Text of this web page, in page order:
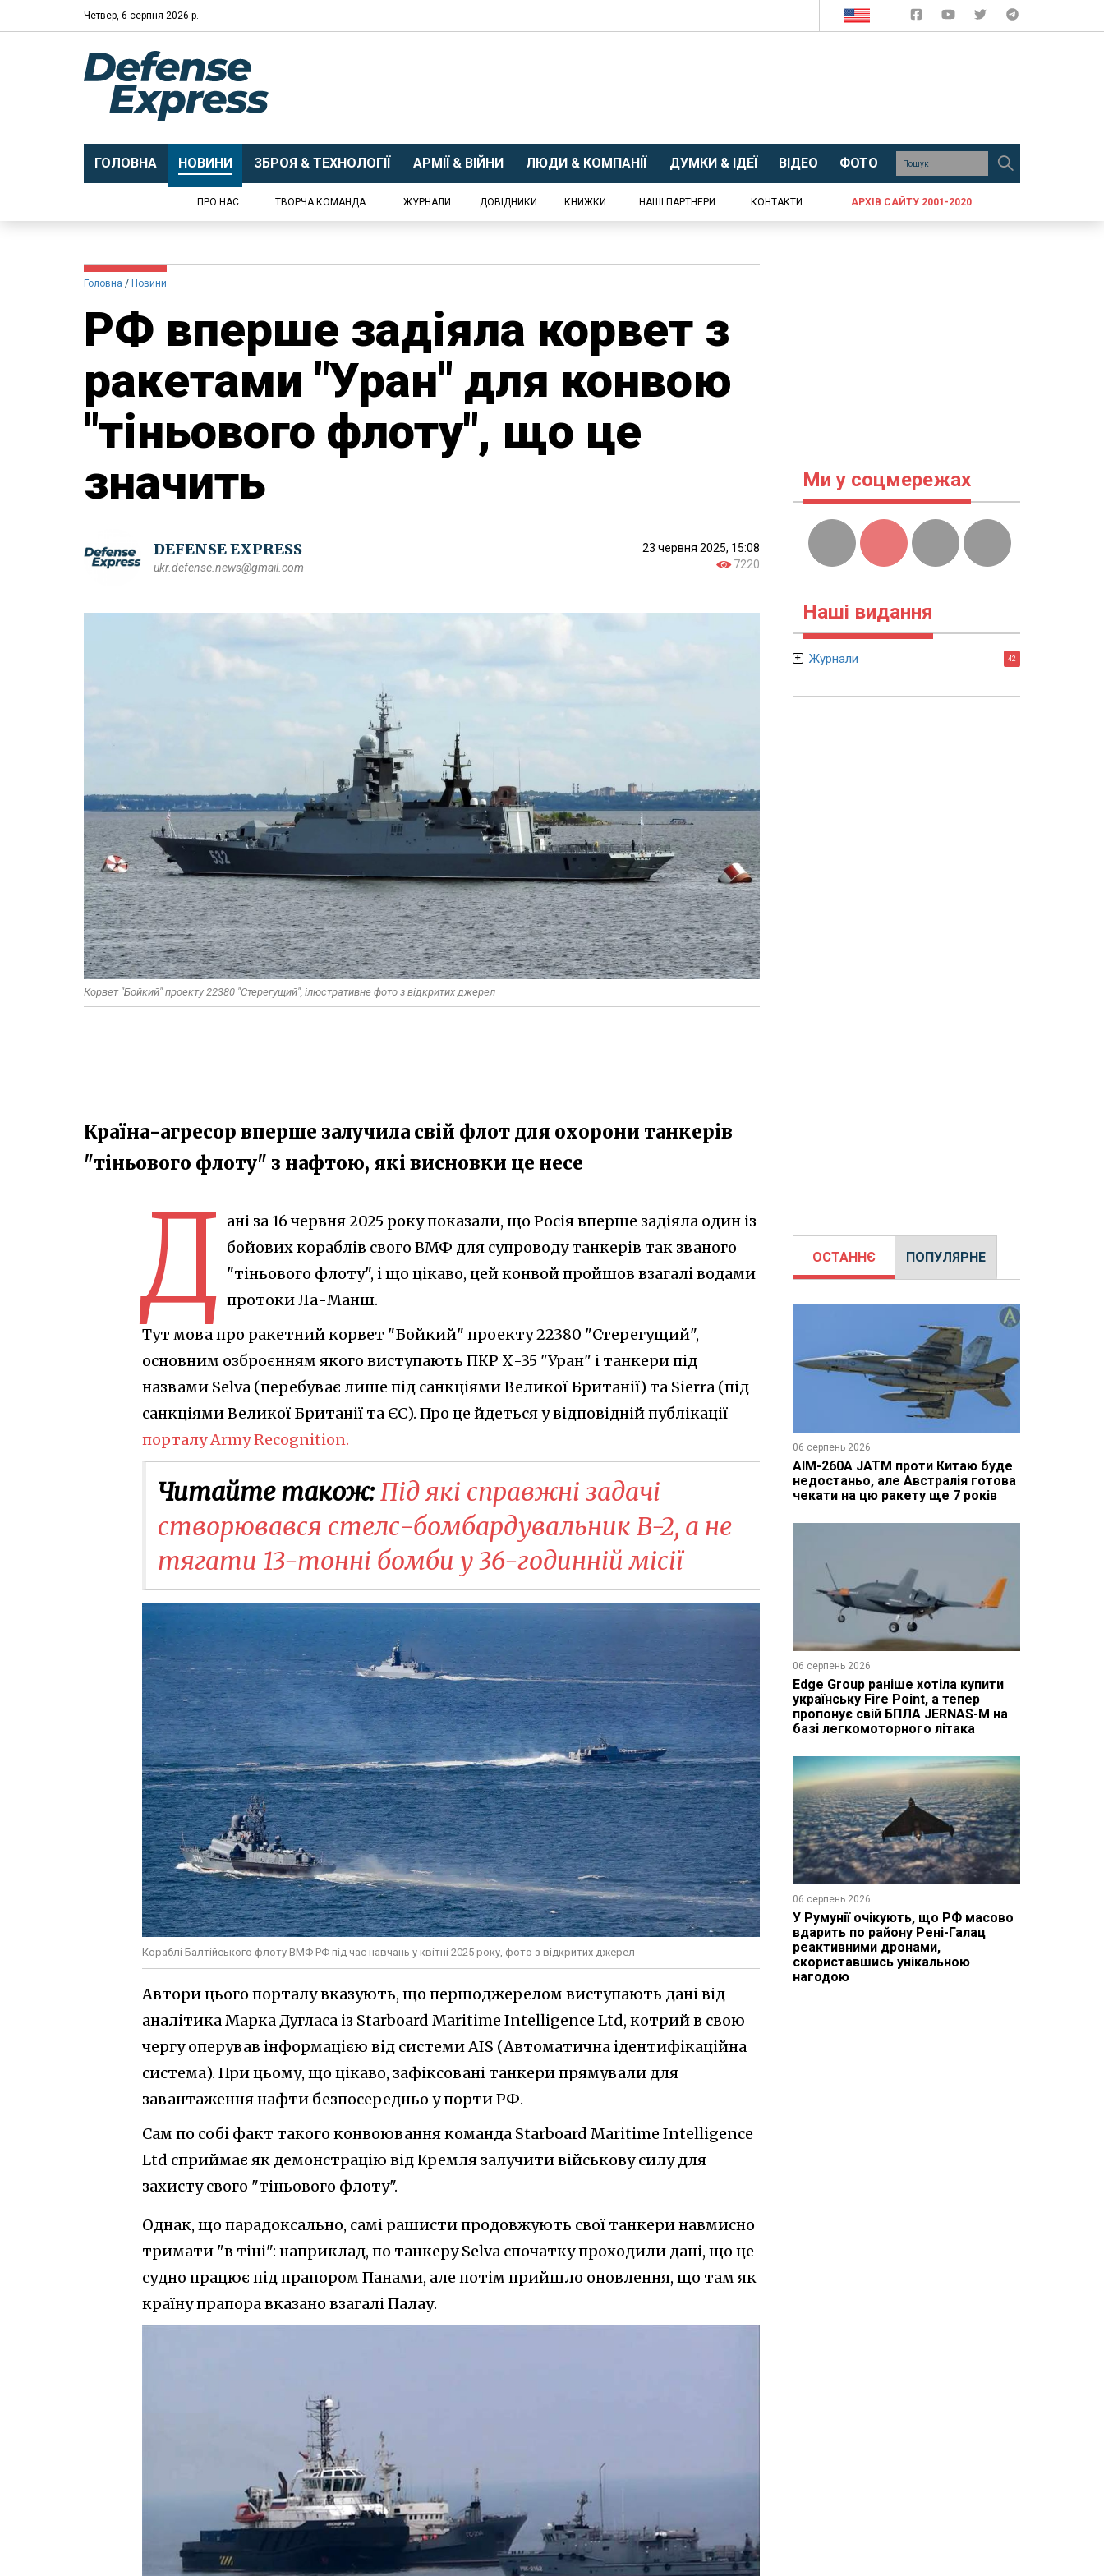
Четвер, 6 серпня 2026 р.
ГОЛОВНА НОВИНИ ЗБРОЯ & ТЕХНОЛОГІЇ АРМІЇ & ВІЙНИ ЛЮДИ & КОМПАНІЇ ДУМКИ & ІДЕЇ ВІДЕО ФОТО
ПРО НАС ТВОРЧА КОМАНДА ЖУРНАЛИ ДОВІДНИКИ КНИЖКИ НАШІ ПАРТНЕРИ КОНТАКТИ АРХІВ САЙТУ 2001-2020
Головна Новини
РФ вперше задіяла корвет з
ракетами "Уран" для конвою
"тіньового флоту", що це
значить
DEFENSE EXPRESS
ukr.defense.news@gmail.com
23 червня 2025, 15:08
7220
Корвет "Бойкий" проекту 22380 "Стерегущий", ілюстративне фото з відкритих джерел
Країна-агресор вперше залучила свій флот для охорони танкерів
"тіньового флоту" з нафтою, які висновки це несе
Д ані за 16 червня 2025 року показали, що Росія вперше задіяла один із
бойових кораблів свого ВМФ для супроводу танкерів так званого
"тіньового флоту", і що цікаво, цей конвой пройшов взагалі водами
протоки Ла-Манш.
Тут мова про ракетний корвет "Бойкий" проекту 22380 "Стерегущий",
основним озброєнням якого виступають ПКР Х-35 "Уран" і танкери під
назвами Selva (перебуває лише під санкціями Великої Британії) та Sierra (під
санкціями Великої Британії та ЄС). Про це йдеться у відповідній публікації
порталу Army Recognition.
Читайте також:Під які справжні задачі
створювався стелс-бомбардувальник B-2, а не
тягати 13-тонні бомби у 36-годинній місії
Кораблі Балтійського флоту ВМФ РФ під час навчань у квітні 2025 року, фото з відкритих джерел
Автори цього порталу вказують, що першоджерелом виступають дані від
аналітика Марка Дугласа із Starboard Maritime Intelligence Ltd, котрий в свою
чергу оперував інформацією від системи AIS (Автоматична ідентифікаційна
система). При цьому, що цікаво, зафіксовані танкери прямували для
завантаження нафти безпосередньо у порти РФ.
Сам по собі факт такого конвоювання команда Starboard Maritime Intelligence
Ltd сприймає як демонстрацію від Кремля залучити військову силу для
захисту свого "тіньового флоту".
Однак, що парадоксально, самі рашисти продовжують свої танкери навмисно
тримати "в тіні": наприклад, по танкеру Selva спочатку проходили дані, що це
судно працює під прапором Панами, але потім прийшло оновлення, що там як
країну прапора вказано взагалі Палау.
Ми у соцмережах
Наші видання
Журнали 42
ОСТАННЄ ПОПУЛЯРНЕ
06 серпень 2026
AIM-260A JATM проти Китаю буде
недостаньо, але Австралія готова
чекати на цю ракету ще 7 років
06 серпень 2026
Edge Group раніше хотіла купити
українську Fire Point, а тепер
пропонує свій БПЛА JERNAS-M на
базі легкомоторного літака
06 серпень 2026
У Румунії очікують, що РФ масово
вдарить по району Рені-Галац
реактивними дронами,
скориставшись унікальною
нагодою